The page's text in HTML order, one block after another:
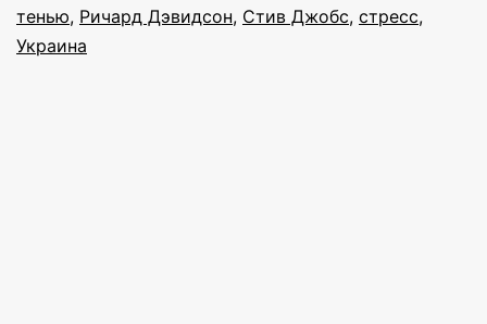
тенью, Ричард Дэвидсон, Стив Джобс, стресс,
Украина